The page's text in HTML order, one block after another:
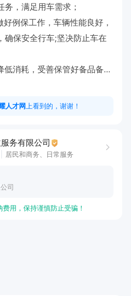
务，满足用车需求；
例保工作，车辆性能良好，
确保安全行车;坚决防止车在
低消耗，受善保管好备品备
，对车辆事故、违章、损坏等
况进行统计分析，提出降低成
修、清洁保养工作，保持车辆
车辆保险等事宜；
事宜的处理；
人才网 上看到的，谢谢！
务有限公司
居民和商务、日常服务
司
用，保持谨慎防止受骗！